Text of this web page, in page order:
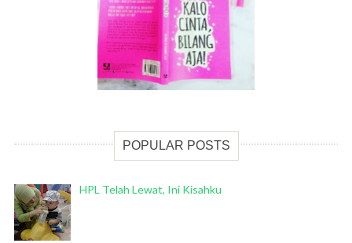
POPULAR POSTS
HPL Telah Lewat, Ini Kisahku